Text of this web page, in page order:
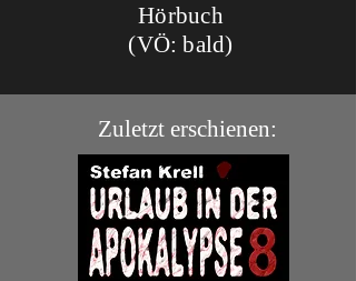
Hörbuch
(VÖ: bald)
Zuletzt erschienen: